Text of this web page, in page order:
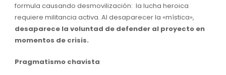
formula causando desmovilización: la lucha heroica
requiere militancia activa. Al desaparecer la «mística»,
desaparece la voluntad de defender al proyecto en
momentos de crisis.
Pragmatismo chavista